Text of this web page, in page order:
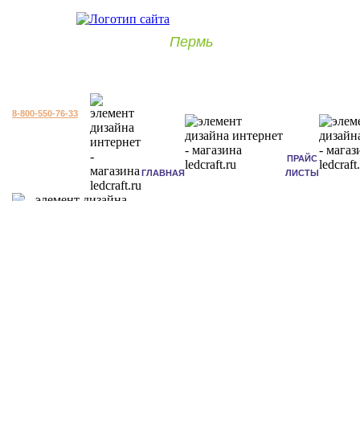
Пермь
8-800-550-76-33
ГЛАВНАЯ
ПРАЙС
ЛИСТЫ